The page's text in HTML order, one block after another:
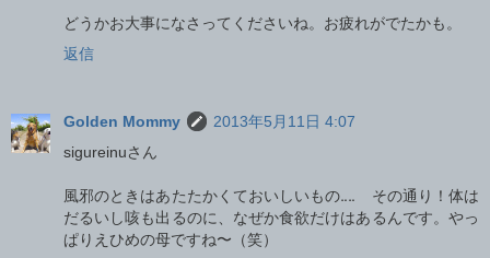
どうかお大事になさってくださいね。お疲れがでたかも。
返信
Golden Mommy
2013年5月11日 4:07
sigureinuさん
風邪のときはあたたかくておいしいもの‥‥ その通り！体は
だるいし咳も出るのに、なぜか食欲だけはあるんです。やっ
ぱりえひめの母ですね〜（笑）